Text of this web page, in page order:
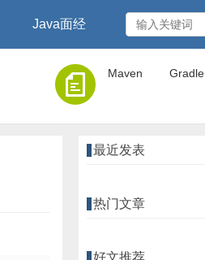
Java面经
Maven Gradle
最近发表
热门文章
好文推荐